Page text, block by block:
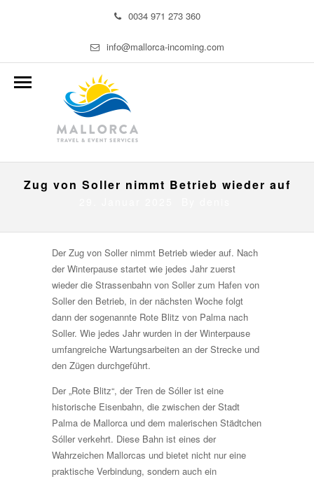
0034 971 273 360
info@mallorca-incoming.com
Zug von Soller nimmt Betrieb wieder auf
Der Zug von Soller nimmt Betrieb wieder auf. Nach
der Winterpause startet wie jedes Jahr zuerst
wieder die Strassenbahn von Soller zum Hafen von
Soller den Betrieb, in der nächsten Woche folgt
dann der sogenannte Rote Blitz von Palma nach
Soller. Wie jedes Jahr wurden in der Winterpause
umfangreiche Wartungsarbeiten an der Strecke und
den Zügen durchgeführt.
Der „Rote Blitz“, der Tren de Sóller ist eine
historische Eisenbahn, die zwischen der Stadt
Palma de Mallorca und dem malerischen Städtchen
Sóller verkehrt. Diese Bahn ist eines der
Wahrzeichen Mallorcas und bietet nicht nur eine
praktische Verbindung, sondern auch ein